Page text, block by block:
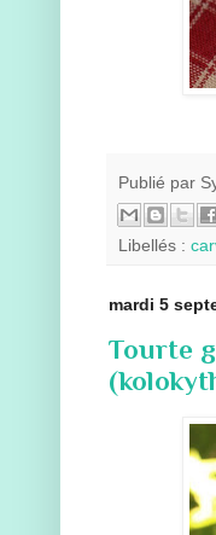
Publié par
Libellés :
mardi 5
Tourte